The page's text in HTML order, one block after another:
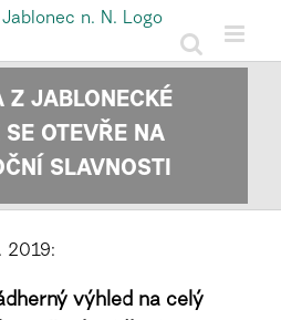
Z JABLONECKÉ
SE OTEVŘE NA
SLAVNOSTI
2019:
výhled na celý